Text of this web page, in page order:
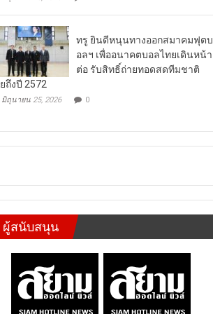
ทรู ยินดีหนุนทางออกสมาคมฟุตบ
อลฯ เพื่ออนาคตบอลไทยเดินหน้า
ต่อ รับสิทธิ์ถ่ายทอดสดทีมชาติ
ถึงปี 2572
มิถุนายน 25, 2026 0
ผู้สนับสนุน